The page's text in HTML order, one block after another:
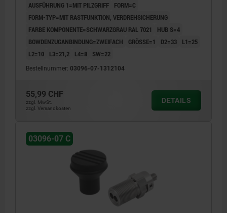
AUSFÜHRUNG 1=MIT PILZGRIFF
FORM=C
FORM-TYP=MIT RASTFUNKTION, VERDREHSICHERUNG
FARBE KOMPONENTE=SCHWARZGRAU RAL 7021
HUB S=4
BOWDENZUGANBINDUNG=ZWEIFACH
GRÖSSE=1 D2=33
L1=25
L2=10
L3=21,2 L4=8 SW=22
Bestellnummer: 03096-07-1312104
55,99 CHF
zzgl. MwSt.
zzgl. Versandkosten
DETAILS
03096-07 C